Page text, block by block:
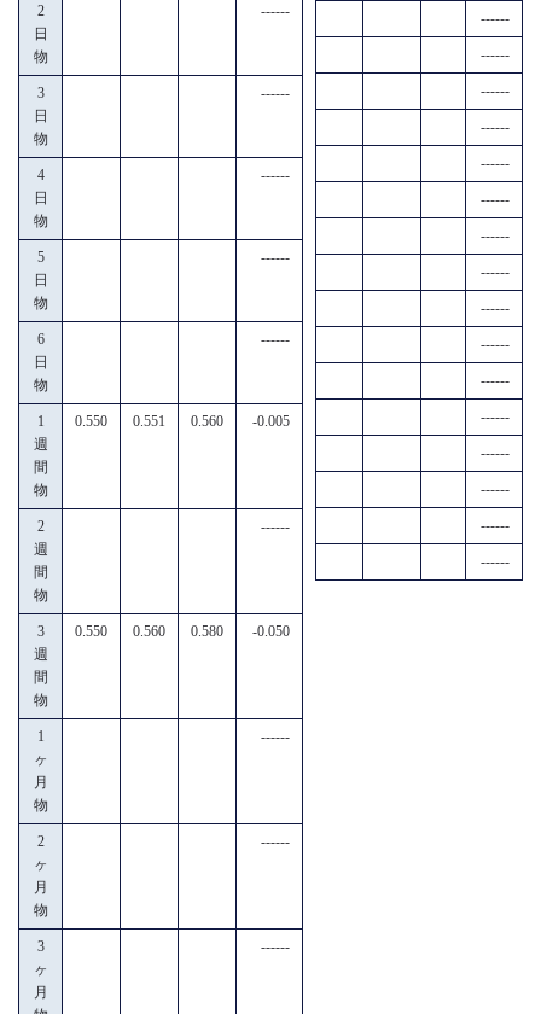
2
日
物
------
3
日
物
------
4
日
物
------
5
日
物
------
6
日
物
------
1
週
間
物
0.550 0.551 0.560 -0.005
2
週
間
物
------
3
週
間
物
0.550 0.560 0.580 -0.050
1
ヶ
月
物
------
2
ヶ
月
物
------
3
ヶ
月
------
------
------
------
------
------
------
------
------
------
------
------
------
------
------
------
------